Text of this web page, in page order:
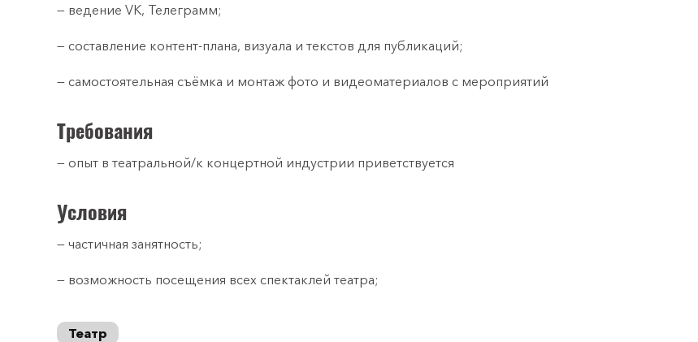
— ведение VK, Телеграмм;
— составление контент-плана, визуала и текстов для публикаций;
— самостоятельная съёмка и монтаж фото и видеоматериалов с мероприятий
Требования
— опыт в театральной/к концертной индустрии приветствуется
Условия
— частичная занятность;
— возможность посещения всех спектаклей театра;
Театр